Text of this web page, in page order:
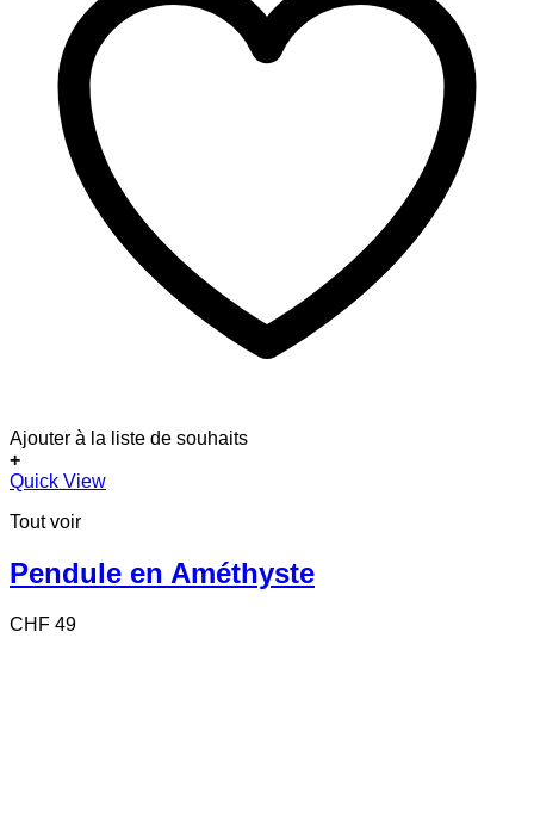
Ajouter à la liste de souhaits
+
Quick View
Tout voir
Pendule en Améthyste
CHF 49